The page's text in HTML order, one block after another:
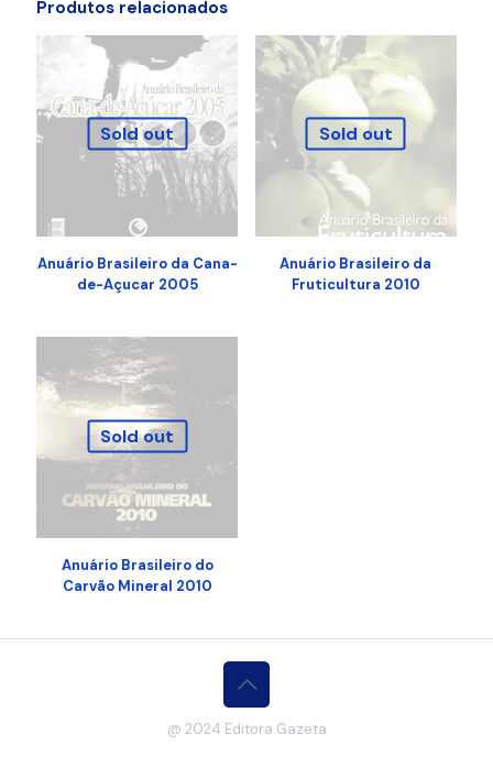
Produtos relacionados
Sold out
Anuário Brasileiro da Cana-
de-Açucar 2005
Sold out
Anuário Brasileiro da
Fruticultura 2010
Sold out
Anuário Brasileiro do
Carvão Mineral 2010
@ 2024 Editora Gazeta